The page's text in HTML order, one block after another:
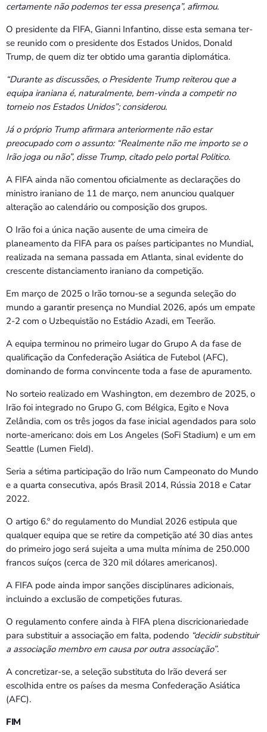
certamente não podemos ter essa presença”, afirmou.
O presidente da FIFA, Gianni Infantino, disse esta semana ter-
se reunido com o presidente dos Estados Unidos, Donald
Trump, de quem diz ter obtido uma garantia diplomática.
“Durante as discussões, o Presidente Trump reiterou que a
equipa iraniana é, naturalmente, bem-vinda a competir no
torneio nos Estados Unidos”; considerou.
Já o próprio Trump afirmara anteriormente não estar
preocupado com o assunto: “Realmente não me importo se o
Irão joga ou não”, disse Trump, citado pelo portal Politico.
A FIFA ainda não comentou oficialmente as declarações do
ministro iraniano de 11 de março, nem anunciou qualquer
alteração ao calendário ou composição dos grupos.
O Irão foi a única nação ausente de uma cimeira de
planeamento da FIFA para os países participantes no Mundial,
realizada na semana passada em Atlanta, sinal evidente do
crescente distanciamento iraniano da competição.
Em março de 2025 o Irão tornou-se a segunda seleção do
mundo a garantir presença no Mundial 2026, após um empate
2-2 com o Uzbequistão no Estádio Azadi, em Teerão.
A equipa terminou no primeiro lugar do Grupo A da fase de
qualificação da Confederação Asiática de Futebol (AFC),
dominando de forma convincente toda a fase de apuramento.
No sorteio realizado em Washington, em dezembro de 2025, o
Irão foi integrado no Grupo G, com Bélgica, Egito e Nova
Zelândia, com os três jogos da fase inicial agendados para solo
norte-americano: dois em Los Angeles (SoFi Stadium) e um em
Seattle (Lumen Field).
Seria a sétima participação do Irão num Campeonato do Mundo
e a quarta consecutiva, após Brasil 2014, Rússia 2018 e Catar
2022.
O artigo 6.º do regulamento do Mundial 2026 estipula que
qualquer equipa que se retire da competição até 30 dias antes
do primeiro jogo será sujeita a uma multa mínima de 250.000
francos suíços (cerca de 320 mil dólares americanos).
A FIFA pode ainda impor sanções disciplinares adicionais,
incluindo a exclusão de competições futuras.
O regulamento confere ainda à FIFA plena discricionariedade
para substituir a associação em falta, podendo “decidir substituir
a associação membro em causa por outra associação”.
A concretizar-se, a seleção substituta do Irão deverá ser
escolhida entre os países da mesma Confederação Asiática
(AFC).
FIM